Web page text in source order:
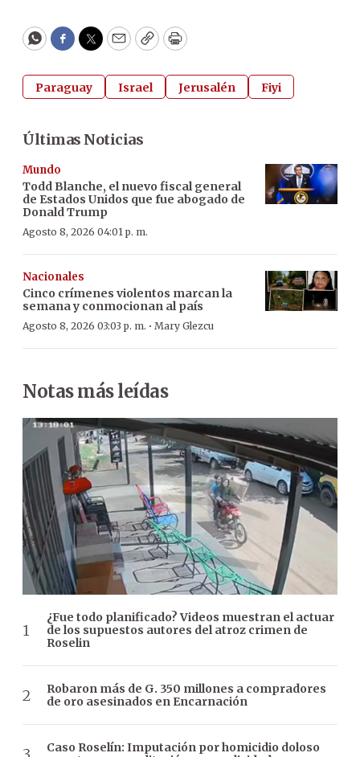
WhatsApp
Facebook
Twitter
EmailCopyPrint
Paraguay Israel Jerusalén Fiyi
Últimas Noticias
Mundo
Todd Blanche, el nuevo fiscal general
de Estados Unidos que fue abogado de
Donald Trump
Agosto 8, 2026 04:01 p. m.
Nacionales
Cinco crímenes violentos marcan la
semana y conmocionan al país
Agosto 8, 2026 03:03 p. m. · Mary Glezcu
Notas más leídas
¿Fue todo planificado? Videos muestran el actuar
de los supuestos autores del atroz crimen de
Roselin
Robaron más de G. 350 millones a compradores
de oro asesinados en Encarnación
Caso Roselín: Imputación por homicidio doloso